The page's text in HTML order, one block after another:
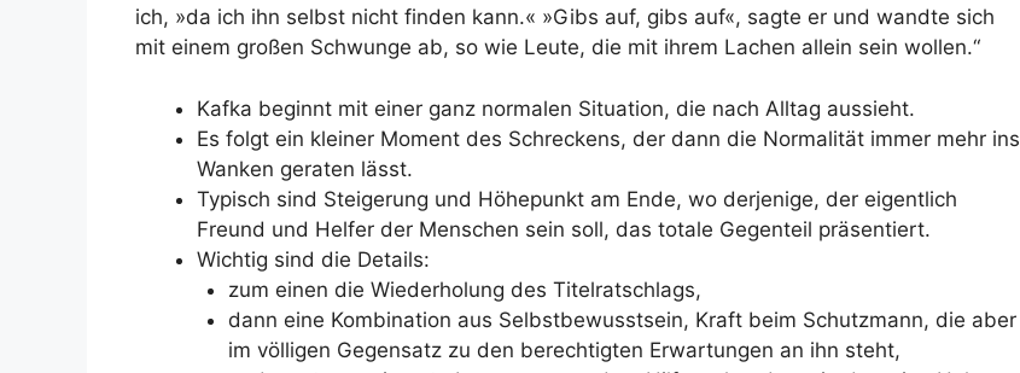
ich, »da ich ihn selbst nicht finden kann.« »Gibs auf, gibs auf«, sagte er und wandte sich
mit einem großen Schwunge ab, so wie Leute, die mit ihrem Lachen allein sein wollen.“
Kafka beginnt mit einer ganz normalen Situation, die nach Alltag aussieht.
Es folgt ein kleiner Moment des Schreckens, der dann die Normalität immer mehr ins
Wanken geraten lässt.
Typisch sind Steigerung und Höhepunkt am Ende, wo derjenige, der eigentlich
Freund und Helfer der Menschen sein soll, das totale Gegenteil präsentiert.
Wichtig sind die Details:
zum einen die Wiederholung des Titelratschlags,
dann eine Kombination aus Selbstbewusstsein, Kraft beim Schutzmann, die aber
im völligen Gegensatz zu den berechtigten Erwartungen an ihn steht,